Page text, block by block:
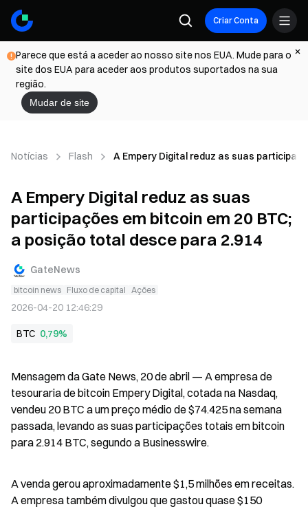
Criar Conta
Parece que está a aceder ao nosso site nos EUA. Mude para o
site dos EUA para aceder aos produtos suportados na sua
região.
Mudar de site
Notícias Flash A Empery Digital reduz as suas
A Empery Digital reduz as suas
participações em bitcoin em 20 BTC;
a posição total desce para 2.914
GateNews
bitcoin news Fluxo de capital Ações
2026-04-20 12:46:29
BTC 0,79%
Mensagem da Gate News, 20 de abril — A empresa de
tesouraria de bitcoin Empery Digital, cotada na Nasdaq,
vendeu 20 BTC a um preço médio de $74.425 na semana
passada, levando as suas participações totais em bitcoin
para 2.914 BTC, segundo a Businesswire.
A venda gerou aproximadamente $1,5 milhões em receitas.
A empresa também divulgou que gastou quase $150